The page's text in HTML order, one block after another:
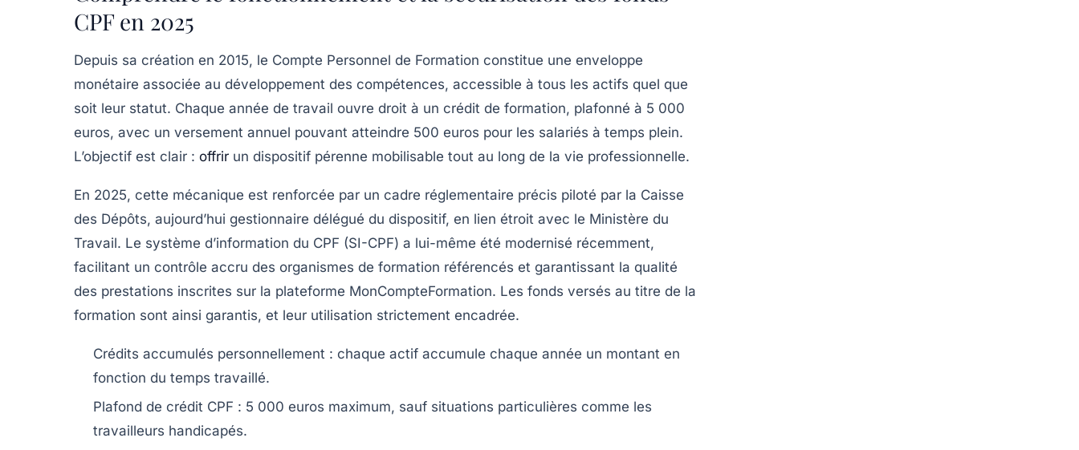
CPF en 2025
Depuis sa création en 2015, le Compte Personnel de Formation constitue une enveloppe
monétaire associée au développement des compétences, accessible à tous les actifs quel que
soit leur statut. Chaque année de travail ouvre droit à un crédit de formation, plafonné à 5 000
euros, avec un versement annuel pouvant atteindre 500 euros pour les salariés à temps plein.
L’objectif est clair : offrir un dispositif pérenne mobilisable tout au long de la vie professionnelle.
En 2025, cette mécanique est renforcée par un cadre réglementaire précis piloté par la Caisse
des Dépôts, aujourd’hui gestionnaire délégué du dispositif, en lien étroit avec le Ministère du
Travail. Le système d’information du CPF (SI-CPF) a lui-même été modernisé récemment,
facilitant un contrôle accru des organismes de formation référencés et garantissant la qualité
des prestations inscrites sur la plateforme MonCompteFormation. Les fonds versés au titre de la
formation sont ainsi garantis, et leur utilisation strictement encadrée.
Crédits accumulés personnellement : chaque actif accumule chaque année un montant en
fonction du temps travaillé.
Plafond de crédit CPF : 5 000 euros maximum, sauf situations particulières comme les
travailleurs handicapés.